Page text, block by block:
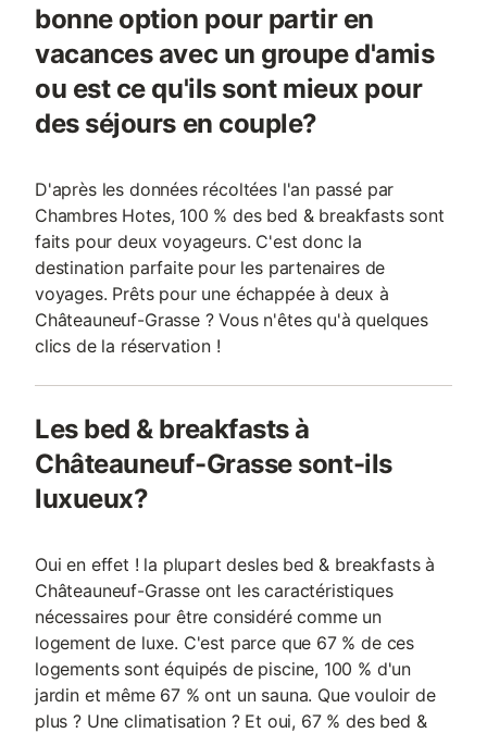
bonne option pour partir en
vacances avec un groupe d'amis
ou est ce qu'ils sont mieux pour
des séjours en couple?
D'après les données récoltées l'an passé par
Chambres Hotes, 100 % des bed & breakfasts sont
faits pour deux voyageurs. C'est donc la
destination parfaite pour les partenaires de
voyages. Prêts pour une échappée à deux à
Châteauneuf-Grasse ? Vous n'êtes qu'à quelques
clics de la réservation !
Les bed & breakfasts à
Châteauneuf-Grasse sont-ils
luxueux?
Oui en effet ! la plupart desles bed & breakfasts à
Châteauneuf-Grasse ont les caractéristiques
nécessaires pour être considéré comme un
logement de luxe. C'est parce que 67 % de ces
logements sont équipés de piscine, 100 % d'un
jardin et même 67 % ont un sauna. Que vouloir de
plus ? Une climatisation ? Et oui, 67 % des bed &